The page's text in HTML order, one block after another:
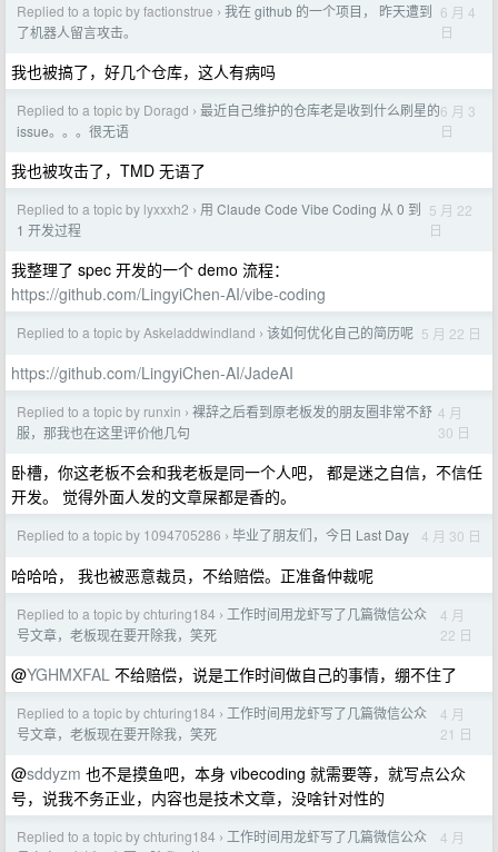
Replied to a topic by factionstrue › 我在 github 的一个项目， 昨天遭到
了机器人留言攻击。
6 月 4
日
我也被搞了，好几个仓库，这人有病吗
Replied to a topic by Doragd › 最近自己维护的仓库老是收到什么刷星的
issue。。。很无语
6 月 3
日
我也被攻击了，TMD 无语了
Replied to a topic by lyxxxh2 › 用 Claude Code Vibe Coding 从 0 到
1 开发过程
5 月 22
日
我整理了 spec 开发的一个 demo 流程：
https://github.com/LingyiChen-AI/vibe-coding
Replied to a topic by Askeladdwindland › 该如何优化自己的简历呢 5 月 22 日
https://github.com/LingyiChen-AI/JadeAI
Replied to a topic by runxin › 裸辞之后看到原老板发的朋友圈非常不舒
服，那我也在这里评价他几句
4 月
30 日
卧槽，你这老板不会和我老板是同一个人吧， 都是迷之自信，不信任
开发。 觉得外面人发的文章屎都是香的。
Replied to a topic by 1094705286 › 毕业了朋友们，今日 Last Day 4 月 30 日
哈哈哈， 我也被恶意裁员，不给赔偿。正准备仲裁呢
Replied to a topic by chturing184 › 工作时间用龙虾写了几篇微信公众
号文章，老板现在要开除我，笑死
4 月
22 日
@YGHMXFAL 不给赔偿，说是工作时间做自己的事情，绷不住了
Replied to a topic by chturing184 › 工作时间用龙虾写了几篇微信公众
号文章，老板现在要开除我，笑死
4 月
21 日
@sddyzm 也不是摸鱼吧，本身 vibecoding 就需要等，就写点公众
号，说我不务正业，内容也是技术文章，没啥针对性的
Replied to a topic by chturing184 › 工作时间用龙虾写了几篇微信公众
4 月